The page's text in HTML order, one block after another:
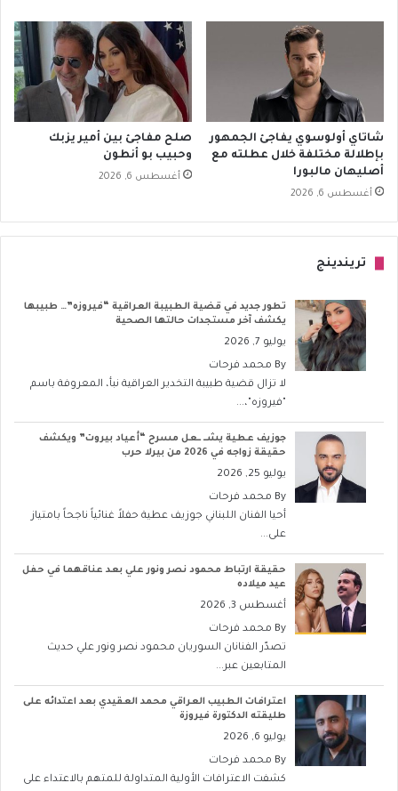
شاتاي أولوسوي يفاجئ الجمهور
بإطلالة مختلفة خلال عطلته مع
أصليهان مالبورا
أغسطس 6, 2026
صلح مفاجئ بين أمير يزبك
وحبيب بو أنطون
أغسطس 6, 2026
تريندينج
تطور جديد في قضية الطبيبة العراقية “فيروزه”… طبيبها
يكشف آخر مستجدات حالتها الصحية
يوليو 7, 2026
By محمد فرحات
لا تزال قضية طبيبة التخدير العراقية نبأ، المعروفة باسم
"فيروزه"،...
جوزيف عطية يشــ ــعل مسرح “أعياد بيروت” ويكشف
حقيقة زواجه في 2026 من بيرلا حرب
يوليو 25, 2026
By محمد فرحات
أحيا الفنان اللبناني جوزيف عطية حفلاً غنائياً ناجحاً بامتياز
على...
حقيقة ارتباط محمود نصر ونور علي بعد عناقهما في حفل
عيد ميلاده
أغسطس 3, 2026
By محمد فرحات
تصدّر الفنانان السوريان محمود نصر ونور علي حديث
المتابعين عبر...
اعترافات الطبيب العراقي محمد العقيدي بعد اعتدائه على
طليقته الدكتورة فيروزة
يوليو 6, 2026
By محمد فرحات
كشفت الاعترافات الأولية المتداولة للمتهم بالاعتداء على